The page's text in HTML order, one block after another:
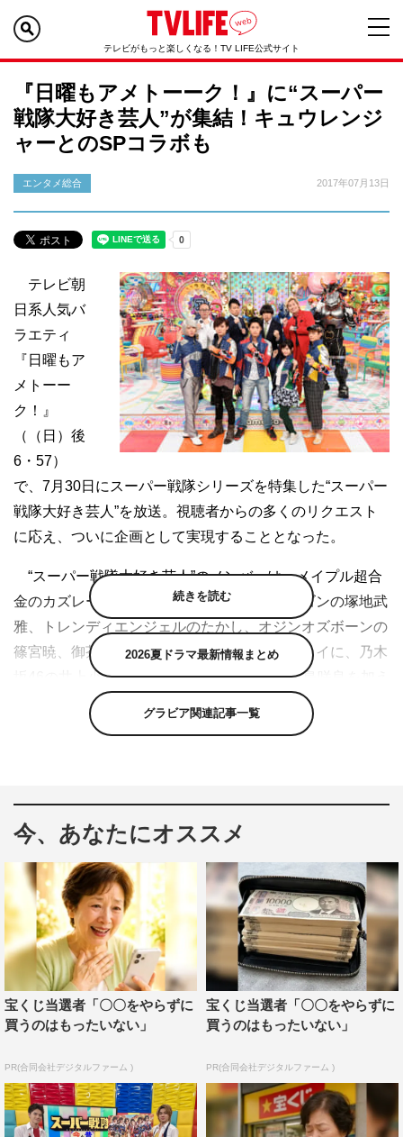
テレビがもっと楽しくなる！TV LIFE公式サイト
『日曜もアメトーーク！』に“スーパー
戦隊大好き芸人”が集結！キュウレンジ
ャーとのSPコラボも
エンタメ総合 2017年07月13日
テレビ朝
日系人気バ
ラエティ
『日曜もア
メトーー
ク！』
（（日）後
6・57）
で、7月30日にスーパー戦隊シリーズを特集した“スーパー
戦隊大好き芸人”を放送。視聴者からの多くのリクエスト
に応え、ついに企画として実現することとなった。
“スーパー戦隊大好き芸人”のメンバーは、メイプル超合
金のカズレーザー、土田晃之、ドランクドラゴンの塚地武
雅、トレンディエンジェルのたかし、オジンオズボーンの
篠宮暁、御茶ノ水男子のしいはしジャスタウェイに、乃木
坂46の井上小百合とフリーアナウンサーの宮島咲良を加え
の必殺技“ゴレンジャーハリケーン”の珍シーンなどマニア
ックな部分にも注目し、スーパー戦隊大好き芸人ならでは
の熱いトークを繰り広げる。
さらに、『キュウレンジャー』とのここでしか見られな
いスペシャルコラボレーションが実現。ラッキー／シシレ
ッド役の岐洲匠ら本家キャストも登場して盛り上げる。
＜メイプル超合金・カズレーザー コメント＞
ありますよね！ 子どもたちはもちろん、お子さんと一緒
に観ているお父さん、お母さんも多いでしょうし、お子さ
んはいないけどずっとコアなファンでいる“原理主義者”の
続きを読む
2026夏ドラマ最新情報まとめ
グラビア関連記事一覧
今、あなたにオススメ
宝くじ当選者「〇〇をやらずに
買うのはもったいない」
PR(合同会社デジタルファーム )
宝くじ当選者「〇〇をやらずに
買うのはもったいない」
PR(合同会社デジタルファーム )